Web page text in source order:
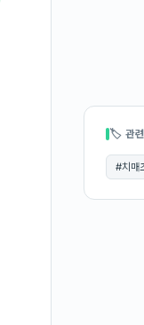
🏷 관련
#치매